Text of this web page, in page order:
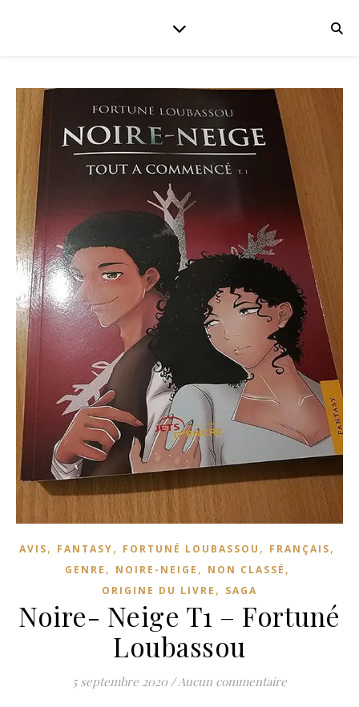
AVIS, FANTASY, FORTUNÉ LOUBASSOU , FRANÇAIS,
GENRE , NOIRE-NEIGE , NON CLASSÉ ,
ORIGINE DU LIVRE , SAGA
Noire- Neige T1 – Fortuné
Loubassou
5 septembre 2020 / Aucun commentaire